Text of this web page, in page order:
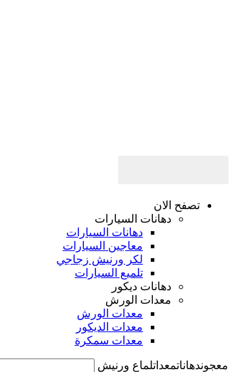
تصفح الان
دهانات السيارات
دهانات السيارات
معاجين السيارات
لكر ورنيش زجاجي
تلميع السيارات
دهانات ديكور
معدات الورش
معدات الورش
معدات الديكور
معدات سمكرة
معجوندهاناتمعداتلماع ورنيش